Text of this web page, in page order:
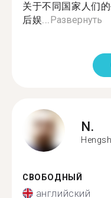
关于不同国家人们
后娱...Развернуть
N.
СВОБОДНЫЙ
английский